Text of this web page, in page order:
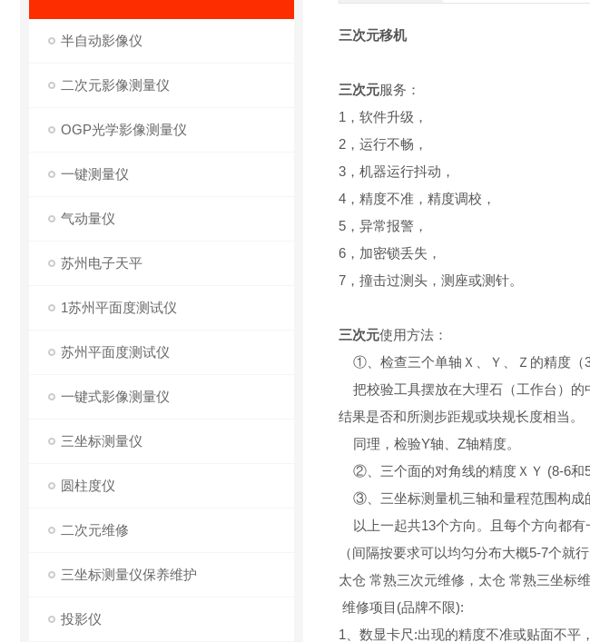
半自动影像仪
二次元影像测量仪
OGP光学影像测量仪
一键测量仪
气动量仪
苏州电子天平
1苏州平面度测试仪
苏州平面度测试仪
一键式影像测量仪
三坐标测量仪
圆柱度仪
二次元维修
三坐标测量仪保养维护
投影仪
三次元移机
三次元服务：
1，软件升级，
2，运行不畅，
3，机器运行抖动，
4，精度不准，精度调校，
5，异常报警，
6，加密锁丢失，
7，撞击过测头，测座或测针。
三次元使用方法：
①、检查三个单轴Ｘ、Ｙ、Ｚ的精度（3
把校验工具摆放在大理石（工作台）的
结果是否和所测步距规或块规长度相当。
同理，检验Y轴、Z轴精度。
②、三个面的对角线的精度ＸＹ (8-6和
③、三坐标测量机三轴和量程范围构成
以上一起共13个方向。且每个方向都有
（间隔按要求可以均匀分布大概5-7个就行
太仓 常熟三次元维修，太仓 常熟三坐标
维修项目(品牌不限):
1、数显卡尺:出现的精度不准或贴面不平